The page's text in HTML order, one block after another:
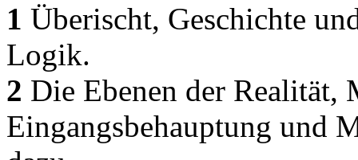
1 Überischt, Geschichte
Logik.
2 Die Ebenen der Realität,
Eingangsbehauptung und